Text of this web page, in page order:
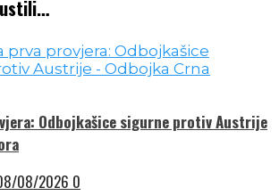
Odbojkašice sigurne protiv Austrije
08/2026 0